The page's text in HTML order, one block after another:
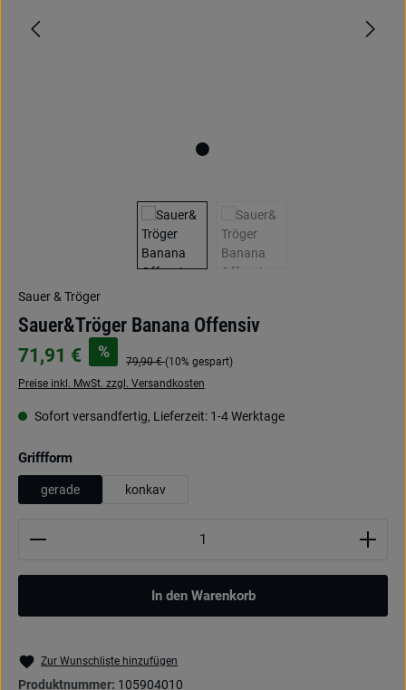
Sauer & Tröger
Sauer&Tröger Banana Offensiv
71,91 € %
79,90 €(10% gespart)
Preise inkl. MwSt. zzgl. Versandkosten
Sofort versandfertig, Lieferzeit: 1-4 Werktage
Griffform
gerade konkav
Produkt Anzahl: Gib den gewünschten Wert ein
In den Warenkorb
Zur Wunschliste hinzufügen
Produktnummer: 105904010